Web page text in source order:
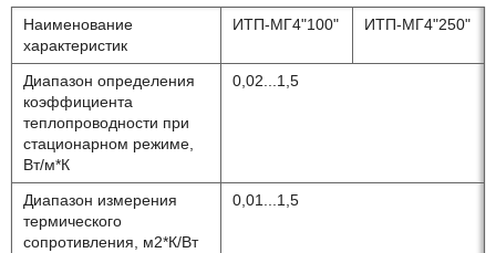
Наименование
характеристик
ИТП-МГ4"100" ИТП-МГ4"250"
Диапазон определения
коэффициента
теплопроводности при
стационарном режиме,
Вт/м*К
0,02...1,5
Диапазон измерения
термического
сопротивления, м2*К/Вт
0,01...1,5